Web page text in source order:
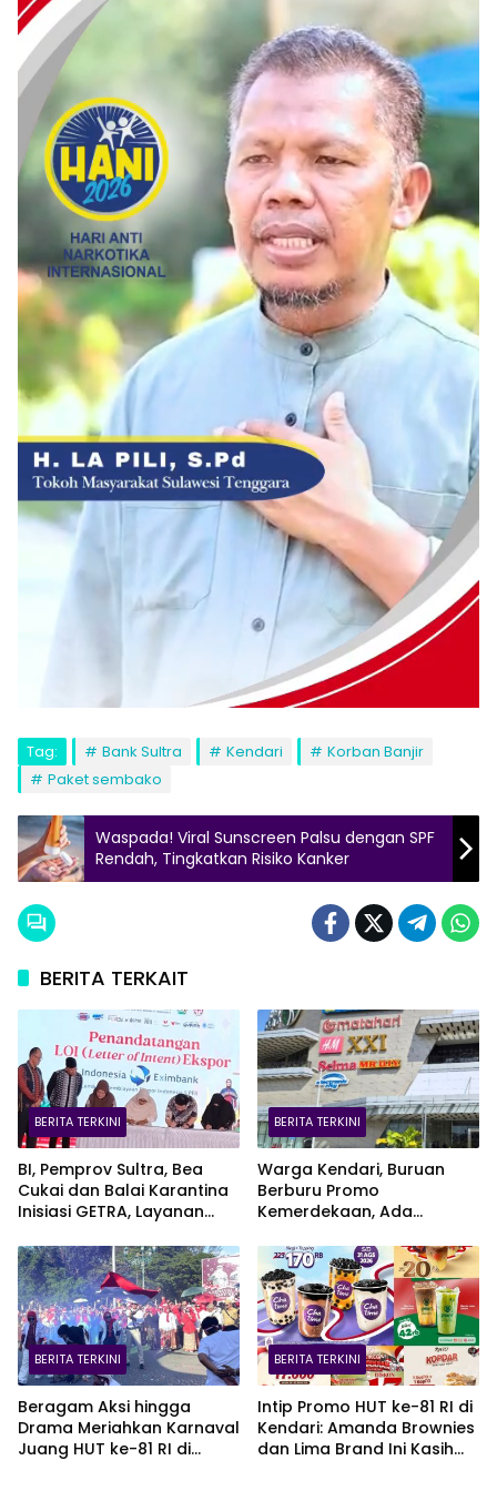
Tag: Bank Sultra Kendari
Korban Banjir
Paket sembako
Waspada! Viral Sunscreen Palsu dengan SPF
Rendah, Tingkatkan Risiko Kanker
BERITA TERKAIT
BERITA TERKINI
BI, Pemprov Sultra, Bea
Cukai dan Balai Karantina
Inisiasi GETRA, Layanan
Ekspor
BERITA TERKINI
Warga Kendari, Buruan
Berburu Promo
Kemerdekaan, Ada
EV Car
BERITA TERKINI
Beragam Aksi hingga
Drama Meriahkan Karnaval
Juang HUT ke-81 RI di
BERITA TERKINI
Intip Promo HUT ke-81 RI di
Kendari: Amanda Brownies
dan Lima Brand Ini Kasih